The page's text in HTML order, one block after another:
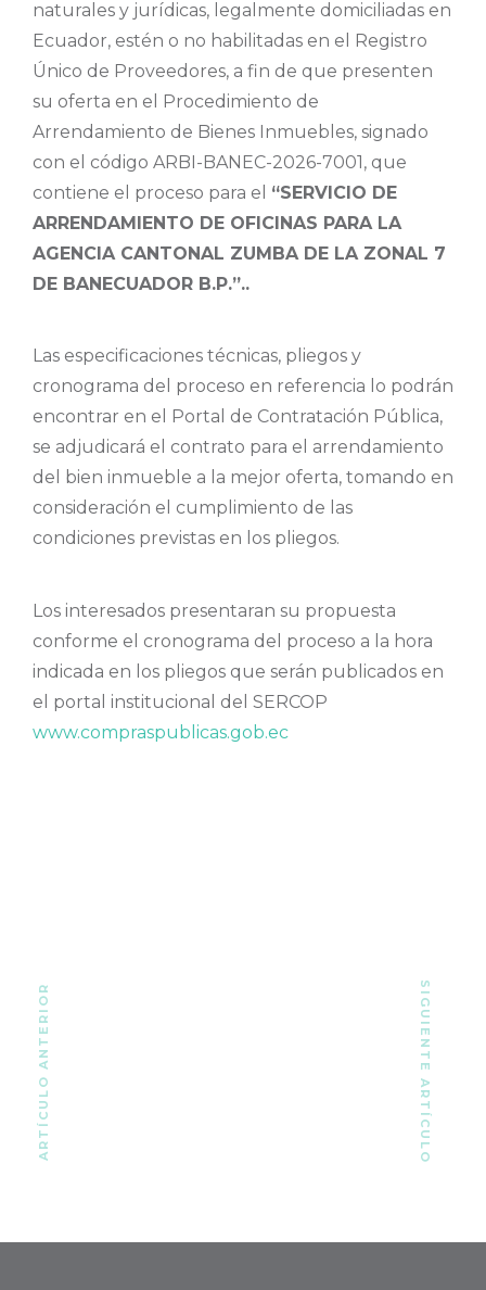
naturales y jurídicas, legalmente domiciliadas en
Ecuador, estén o no habilitadas en el Registro
Único de Proveedores, a fin de que presenten
su oferta en el Procedimiento de
Arrendamiento de Bienes Inmuebles, signado
con el código ARBI-BANEC-2026-7001, que
contiene el proceso para el “SERVICIO DE
ARRENDAMIENTO DE OFICINAS PARA LA
AGENCIA CANTONAL ZUMBA DE LA ZONAL 7
DE BANECUADOR B.P.”..
Las especificaciones técnicas, pliegos y
cronograma del proceso en referencia lo podrán
encontrar en el Portal de Contratación Pública,
se adjudicará el contrato para el arrendamiento
del bien inmueble a la mejor oferta, tomando en
consideración el cumplimiento de las
condiciones previstas en los pliegos.
Los interesados presentaran su propuesta
conforme el cronograma del proceso a la hora
indicada en los pliegos que serán publicados en
el portal institucional del SERCOP
www.compraspublicas.gob.ec
ARTÍCULO ANTERIOR SIGUIENTE ARTÍCULO